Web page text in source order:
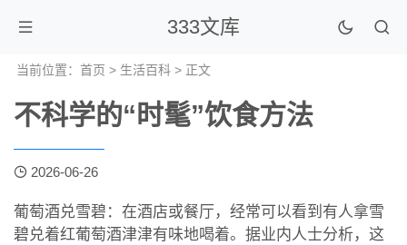
333文库
当前位置： 首页 > 生活百科 > 正文
不科学的“时髦”饮食方法
2026-06-26
葡萄酒兑雪碧：在酒店或餐厅，经常可以看到有人拿雪
碧兑着红葡萄酒津津有味地喝着。据业内人士分析，这